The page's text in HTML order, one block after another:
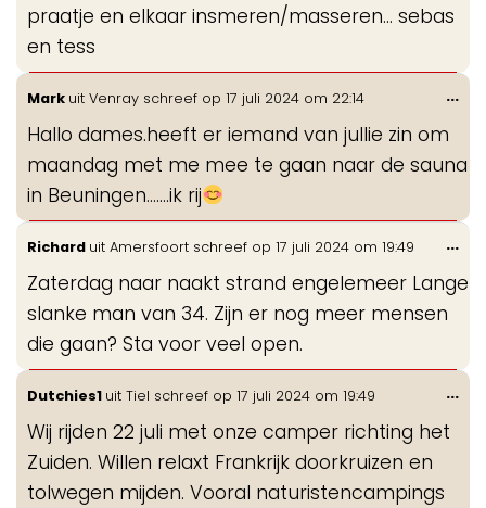
praatje en elkaar insmeren/masseren... sebas
en tess
Mark uit Venray schreef op 17 juli 2024 om 22:14
Hallo dames.heeft er iemand van jullie zin om
maandag met me mee te gaan naar de sauna
in Beuningen.......ik rij
...
Richard uit Amersfoort schreef op 17 juli 2024 om 19:49
Zaterdag naar naakt strand engelemeer Lange
slanke man van 34. Zijn er nog meer mensen
die gaan? Sta voor veel open.
...
Dutchies1 uit Tiel schreef op 17 juli 2024 om 19:49
Wij rijden 22 juli met onze camper richting het
Zuiden. Willen relaxt Frankrijk doorkruizen en
tolwegen mijden. Vooral naturistencampings
...